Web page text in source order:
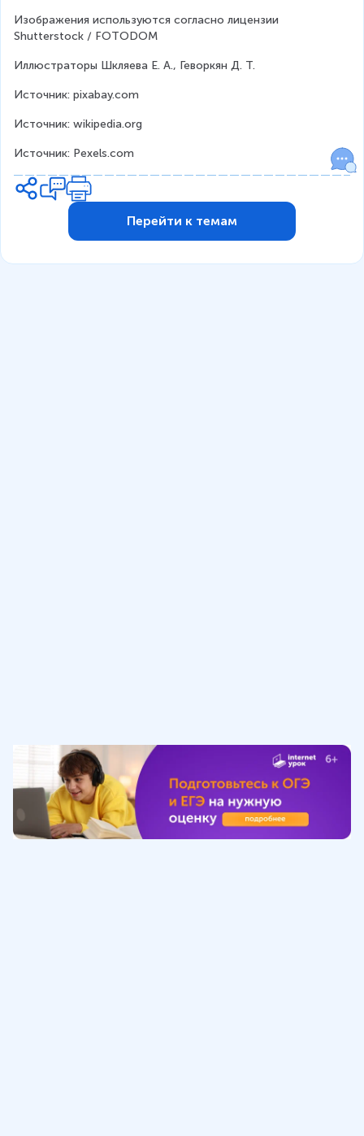
Изображения используются согласно лицензии
Shutterstock / FOTODOM
Иллюстраторы Шкляева Е. А., Геворкян Д. Т.
Источник: pixabay.com
Источник: wikipedia.org
Источник: Pexels.com
Перейти к темам